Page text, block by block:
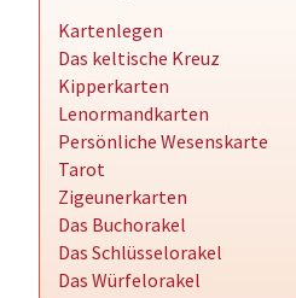
Kartenlegen
Das keltische Kreuz
Kipperkarten
Lenormandkarten
Persönliche Wesenskarte
Tarot
Zigeunerkarten
Das Buchorakel
Das Schlüsselorakel
Das Würfelorakel